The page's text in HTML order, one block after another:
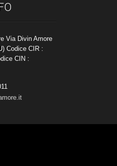
Via Divin Amore
Codice CIR :
CIN :